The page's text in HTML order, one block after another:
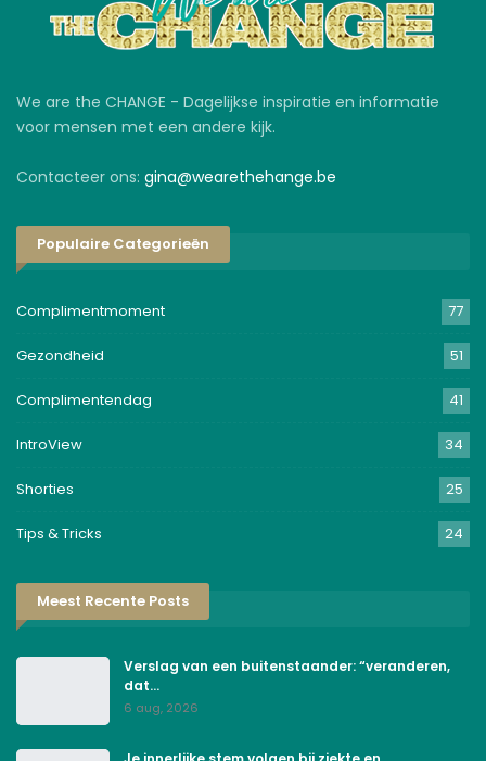
We are the CHANGE - Dagelijkse inspiratie en informatie
voor mensen met een andere kijk.
Contacteer ons: gina@wearethehange.be
Populaire Categorieën
Complimentmoment 77
Gezondheid 51
Complimentendag 41
IntroView 34
Shorties 25
Tips & Tricks 24
Meest Recente Posts
Verslag van een buitenstaander: “veranderen,
dat…
6 aug, 2026